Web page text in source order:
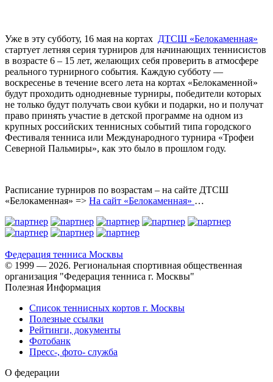
Уже в эту субботу, 16 мая на кортах ДТСШ «Белокаменная»
стартует летняя серия турниров для начинающих теннисистов
в возрасте 6 – 15 лет, желающих себя проверить в атмосфере
реального турнирного события. Каждую субботу —
воскресенье в течение всего лета на кортах «Белокаменной»
будут проходить однодневные турниры, победители которых
не только будут получать свои кубки и подарки, но и получат
право принять участие в детской программе на одном из
крупных российских теннисных событий типа городского
Фестиваля тенниса или Международного турнира «Трофеи
Северной Пальмиры», как это было в прошлом году.
Расписание турниров по возрастам – на сайте ДТСШ
«Белокаменная» => На сайт «Белокаменная» …
Федерация тенниса Москвы
© 1999 — 2026. Региональная спортивная общественная
организация "Федерация тенниса г. Москвы"
Полезная Информация
Список теннисных кортов г. Москвы
Полезные ссылки
Рейтинги, документы
Фотобанк
Пресс-, фото- служба
О федерации